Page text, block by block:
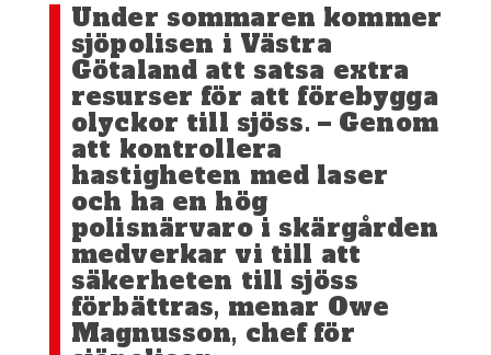
Under sommaren kommer
sjöpolisen i Västra
Götaland att satsa extra
resurser för att förebygga
olyckor till sjöss. – Genom
att kontrollera
hastigheten med laser
och ha en hög
polisnärvaro i skärgården
medverkar vi till att
säkerheten till sjöss
förbättras, menar Owe
Magnusson, chef för